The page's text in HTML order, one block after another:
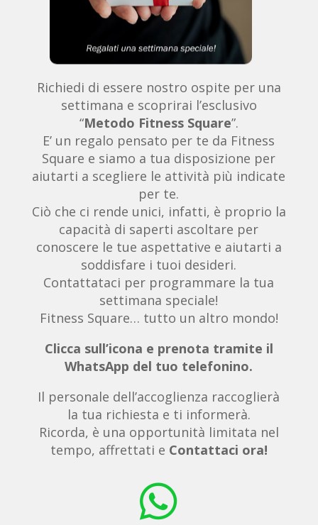
Richiedi di essere nostro ospite per una
settimana e scoprirai l’esclusivo
“Metodo Fitness Square”.
E’ un regalo pensato per te da Fitness
Square e siamo a tua disposizione per
aiutarti a scegliere le attività più indicate
per te.
Ciò che ci rende unici, infatti, è proprio la
capacità di saperti ascoltare per
conoscere le tue aspettative e aiutarti a
soddisfare i tuoi desideri.
Contattataci per programmare la tua
settimana speciale!
Fitness Square… tutto un altro mondo!
Clicca sull’icona e prenota tramite il
WhatsApp del tuo telefonino.
Il personale dell’accoglienza raccoglierà
la tua richiesta e ti informerà.
Ricorda, è una opportunità limitata nel
tempo, affrettati e Contattaci ora!
